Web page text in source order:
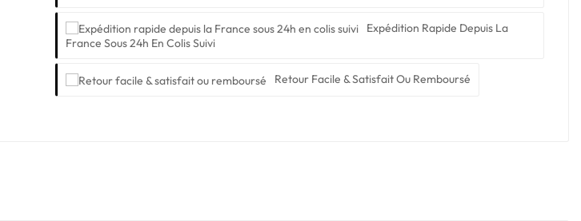
Expédition Rapide Depuis La
France Sous 24h En Colis Suivi
Retour Facile & Satisfait Ou Remboursé